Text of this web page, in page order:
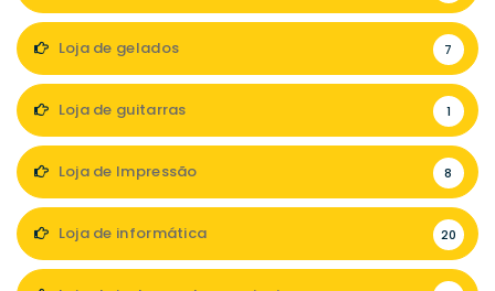
Loja de gelados 7
Loja de guitarras 1
Loja de Impressão 8
Loja de informática 20